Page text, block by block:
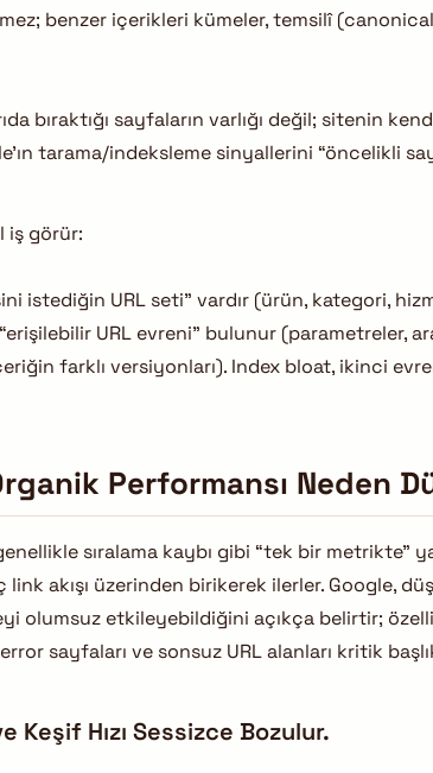
benzer içerikleri kümeler, temsilî
bıraktığı sayfaların varlığı değil; sitenin
tarama/indeksleme sinyallerini “öncelikli
iş görür:
istediğin URL seti” vardır (ürün, kategori,
URL evreni” bulunur (parametreler,
farklı versiyonları). Index bloat, ikinci
Performansı Neden
sıralama kaybı gibi “tek bir metrikte”
akışı üzerinden birikerek ilerler. Google,
olumsuz etkileyebildiğini açıkça belirtir;
sayfaları ve sonsuz URL alanları kritik
Keşif Hızı Sessizce Bozulur.